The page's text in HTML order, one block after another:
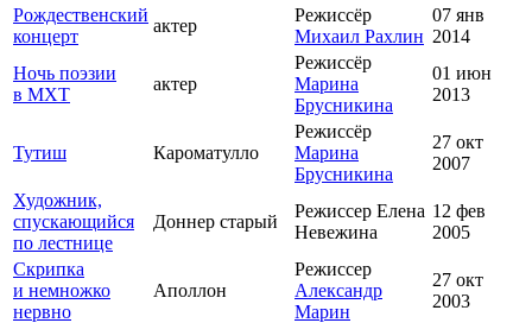
Рождественский
концерт
актер
Режиссёр
Михаил Рахлин
07 янв
2014
Ночь поэзии
в МХТ
актер
Режиссёр
Марина
Брусникина
01 июн
2013
Тутиш Кароматулло
Режиссёр
Марина
Брусникина
27 окт
2007
Художник,
спускающийся
по лестнице
Доннер старый
Режиссер Елена
Невежина
12 фев
2005
Скрипка
и немножко
нервно
Аполлон
Режиссер
Александр
Марин
27 окт
2003